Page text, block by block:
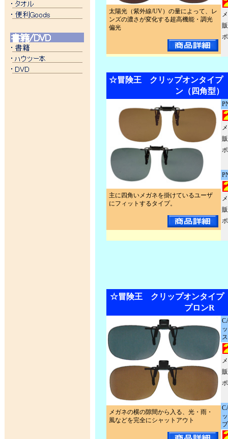
太陽光（紫外線/UV）の量によって、レ
ンズの濃さが変化する超高機能・調光
偏光
☆冒険王 クリップオンタイプ
ン（四角型）
主に四角いメガネを掛けているユーザ
にフィットするタイプ。
☆冒険王 クリップオンタイプ
プロンR
メガネの横の隙間から入る、光・雨・
風などを完全にシャットアウト